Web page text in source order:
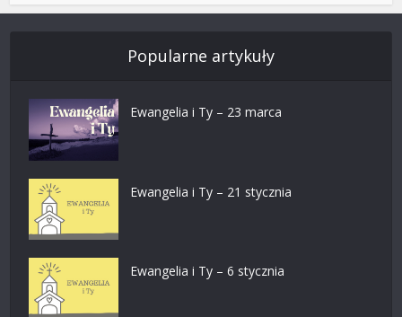
Popularne artykuły
Ewangelia i Ty – 23 marca
Ewangelia i Ty – 21 stycznia
Ewangelia i Ty – 6 stycznia